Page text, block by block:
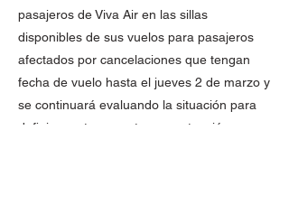
pasajeros de Viva Air en las sillas
disponibles de sus vuelos para pasajeros
afectados por cancelaciones que tengan
fecha de vuelo hasta el jueves 2 de marzo y
se continuará evaluando la situación para
definir oportunamente una extensión para